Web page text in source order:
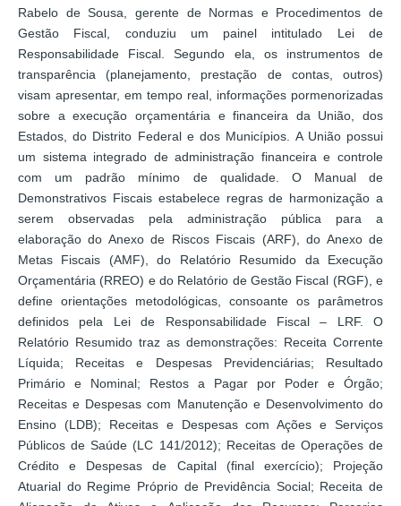
Rabelo de Sousa, gerente de Normas e Procedimentos de
Gestão Fiscal, conduziu um painel intitulado Lei de
Responsabilidade Fiscal. Segundo ela, os instrumentos de
transparência (planejamento, prestação de contas, outros)
visam apresentar, em tempo real, informações pormenorizadas
sobre a execução orçamentária e financeira da União, dos
Estados, do Distrito Federal e dos Municípios. A União possui
um sistema integrado de administração financeira e controle
com um padrão mínimo de qualidade. O Manual de
Demonstrativos Fiscais estabelece regras de harmonização a
serem observadas pela administração pública para a
elaboração do Anexo de Riscos Fiscais (ARF), do Anexo de
Metas Fiscais (AMF), do Relatório Resumido da Execução
Orçamentária (RREO) e do Relatório de Gestão Fiscal (RGF), e
define orientações metodológicas, consoante os parâmetros
definidos pela Lei de Responsabilidade Fiscal – LRF. O
Relatório Resumido traz as demonstrações: Receita Corrente
Líquida; Receitas e Despesas Previdenciárias; Resultado
Primário e Nominal; Restos a Pagar por Poder e Órgão;
Receitas e Despesas com Manutenção e Desenvolvimento do
Ensino (LDB); Receitas e Despesas com Ações e Serviços
Públicos de Saúde (LC 141/2012); Receitas de Operações de
Crédito e Despesas de Capital (final exercício); Projeção
Atuarial do Regime Próprio de Previdência Social; Receita de